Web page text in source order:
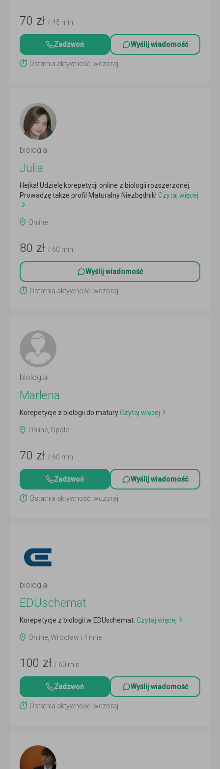
70 zł / 45 min
Zadzwoń Wyślij wiadomość
Ostatnia aktywność: wczoraj
biologia
Julia
Hejka! Udzielę korepetycji online z biologii rozszerzonej.
Prowadzę także profil Maturalny Niezbędnik! Czytaj więcej
Online
80 zł / 60 min
Wyślij wiadomość
Ostatnia aktywność: wczoraj
biologia
Marlena
Korepetycje z biologii do maturyCzytaj więcej
Online, Opole
70 zł / 60 min
Zadzwoń Wyślij wiadomość
Ostatnia aktywność: wczoraj
biologia
EDUschemat
Korepetycje z biologii w EDUschemat. Czytaj więcej
Online, Wrocław i 4 inne
100 zł / 60 min
Zadzwoń Wyślij wiadomość
Ostatnia aktywność: wczoraj